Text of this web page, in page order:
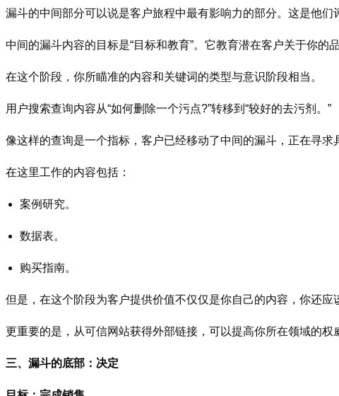
漏斗的中间部分可以说是客户旅程中最有影响力的部分。这是他们
中间的漏斗内容的目标是“目标和教育”。它教育潜在客户关于你的
在这个阶段，你所瞄准的内容和关键词的类型与意识阶段相当。
用户搜索查询内容从“如何删除一个污点?”转移到“较好的去污剂。”
像这样的查询是一个指标，客户已经移动了中间的漏斗，正在寻
在这里工作的内容包括：
案例研究。
数据表。
购买指南。
但是，在这个阶段为客户提供价值不仅仅是你自己的内容，你还
更重要的是，从可信网站获得外部链接，可以提高你所在领域的权
三、漏斗的底部：决定